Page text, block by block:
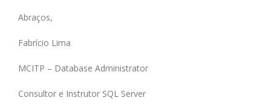
Abraços,
Fabrício Lima
MCITP – Database Administrator
Consultor e Instrutor SQL Server